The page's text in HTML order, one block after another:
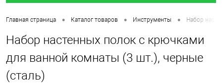
Главная страница • Каталог товаров • Инструменты • Набор
Набор настенных полок с крючками
для ванной комнаты (3 шт.), черные
(сталь)